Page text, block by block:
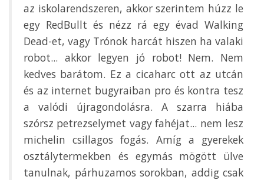
az iskolarendszeren, akkor szerintem húzz le
egy RedBullt és nézz rá egy évad Walking
Dead-et, vagy Trónok harcát hiszen ha valaki
robot... akkor legyen jó robot! Nem. Nem
kedves barátom. Ez a cicaharc ott az utcán
és az internet bugyraiban pro és kontra tesz
a valódi újragondolásra. A szarra hiába
szórsz petrezselymet vagy fahéjat... nem lesz
michelin csillagos fogás. Amíg a gyerekek
osztálytermekben és egymás mögött ülve
tanulnak, párhuzamos sorokban, addig csak